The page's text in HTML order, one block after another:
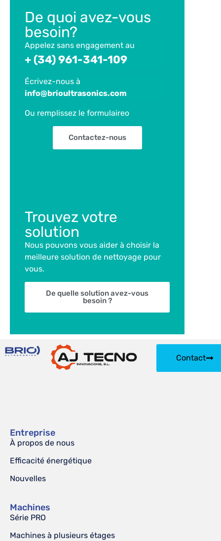
De quoi avez-vous
besoin?
Appelez sans engagement au
+ (34) 961-341-109
Écrivez-nous à
info@brioultrasonics.com
Ou remplissez le formulaireo
Contactez-nous
Trouvez votre
solution
Nous pouvons vous aider à choisir la
meilleure solution de nettoyage pour
vous.
De quelle solution avez-vous
besoin ?
Contact
Entreprise
À propos de nous
Efficacité énergétique
Nouvelles
Machines
Série PRO
Machines à plusieurs étages